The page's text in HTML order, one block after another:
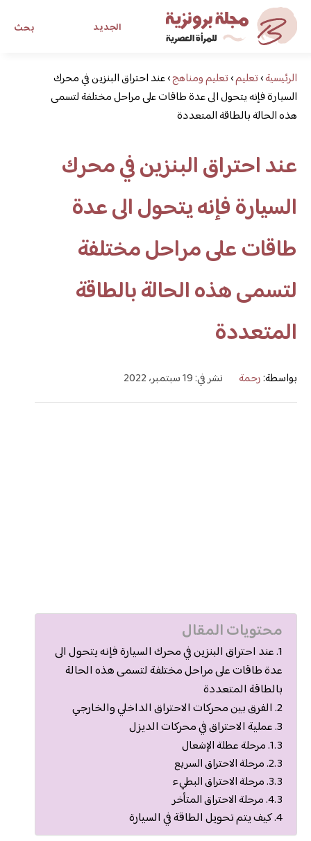
بحث الجديد
مجلة برونزية للفتاة العصريةالرئيسية›تعليم›تعليم ومناهج›عند احتراق البنزين في محرك
السيارة فإنه يتحول الى عدة طاقات على مراحل مختلفة لتسمى
هذه الحالة بالطاقة المتعددة
عند احتراق البنزين في محرك
السيارة فإنه يتحول الى عدة
طاقات على مراحل مختلفة
لتسمى هذه الحالة بالطاقة
المتعددة
بواسطة:رحمة نشر في: 19 سبتمبر، 2022
محتويات المقال
عند احتراق البنزين في محرك السيارة فإنه يتحول الى
عدة طاقات على مراحل مختلفة لتسمى هذه الحالة
بالطاقة المتعددة
الفرق بين محركات الاحتراق الداخلي والخارجي
عملية الاحتراق في محركات الديزل
مرحلة عطلة الإشعال
مرحلة الاحتراق السريع
مرحلة الاحتراق البطيء
مرحلة الاحتراق المتأخر
كيف يتم تحويل الطاقة في السيارة